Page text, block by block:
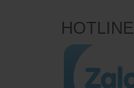
HOTLINE